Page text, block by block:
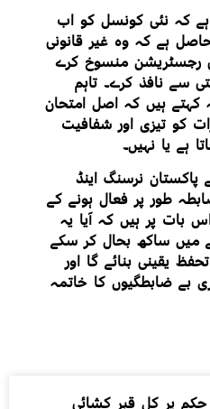
کہ نئی کونسل کو اب
ہے کہ وہ غیر قانونی
رجسٹریشن منسوخ کرے
سے نافذ کرے۔ تاہم
کہتے ہیں کہ اصل امتحان
کو تیزی اور شفافیت
ہے یا نہیں۔
نرسنگ اینڈ
طور پر فعال ہونے کے
پر ہیں کہ آیا یہ
میں ساکھ بحال کر سکے
یقینی بنائے گا اور
بے ضابطگیوں کا خاتمہ
پر کل قبر کشائی